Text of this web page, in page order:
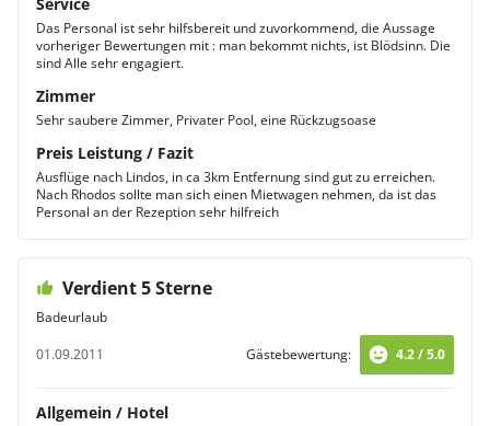
Das Personal ist sehr hilfsbereit und zuvorkommend, die Aussage
vorheriger Bewertungen mit : man bekommt nichts, ist Blödsinn. Die
sind Alle sehr engagiert.
Zimmer
Sehr saubere Zimmer, Privater Pool, eine Rückzugsoase
Preis Leistung / Fazit
Ausflüge nach Lindos, in ca 3km Entfernung sind gut zu erreichen.
Nach Rhodos sollte man sich einen Mietwagen nehmen, da ist das
Personal an der Rezeption sehr hilfreich
Verdient 5 Sterne
Badeurlaub
01.09.2011
Gästebewertung: 4.2 / 5.0
Allgemein / Hotel